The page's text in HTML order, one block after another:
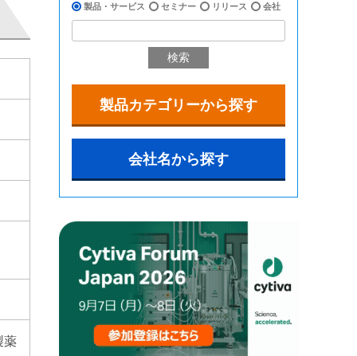
薬
製品・サービス セミナー リリース 会社
検索
製品カテゴリーから探す
会社名から探す